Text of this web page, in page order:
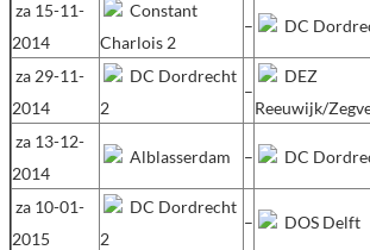
za 15-11-
2014
Constant
Charlois 2
– DC
za 29-11-
2014
DC Dordrecht
2
–
DEZ
Reeuwijk/
za 13-12-
2014
Alblasserdam – DC
za 10-01-
2015
DC Dordrecht
2
– DOS Delft